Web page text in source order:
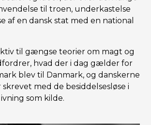
til troen, underkastelse
af en dansk stat med en national
til gængse teorier om magt og
hvad der i dag gælder for
blev til Danmark, og danskerne
med de besiddelsesløse i
som kilde.